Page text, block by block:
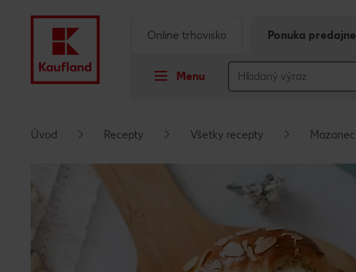
Vyskakovací bočný panel
Menu
Online trhovisko Ponuka predajne
Úvod Recepty Všetky recepty Mazanec